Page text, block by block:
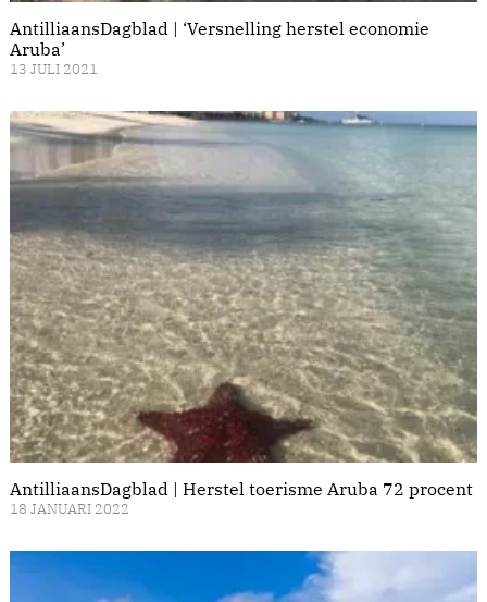
AntilliaansDagblad | ‘Versnelling herstel economie
Aruba’
13 JULI 2021
AntilliaansDagblad | Herstel toerisme Aruba 72 procent
18 JANUARI 2022